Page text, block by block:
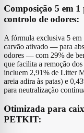
Composição 5 em
controlo de odores:
A fórmula exclusiva 5 em
carvão ativado — para
odores — com 29% de
que facilita a remoção
incluem 2,91% de Litter
areia adira às patas) e
para neutralização
Otimizada para
PETKIT: